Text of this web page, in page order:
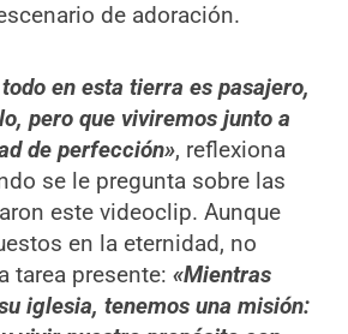
de adoración.
en esta tierra es pasajero,
pero que viviremos junto a
de perfección», reflexiona
se le pregunta sobre las
este videoclip. Aunque
en la eternidad, no
tarea presente:«Mientras
iglesia, tenemos una misión: